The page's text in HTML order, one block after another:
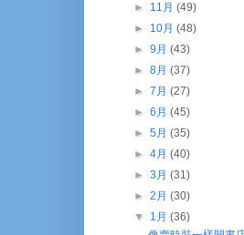
► 11月(49)
► 10月(48)
►9月(43)
►8月(37)
►7月(27)
►6月(45)
►5月(35)
►4月(40)
►3月(31)
►2月(30)
▼ 1月(36)